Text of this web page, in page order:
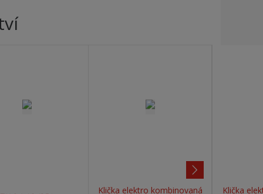
Klička elektro kombinovaná
Klička
d
a